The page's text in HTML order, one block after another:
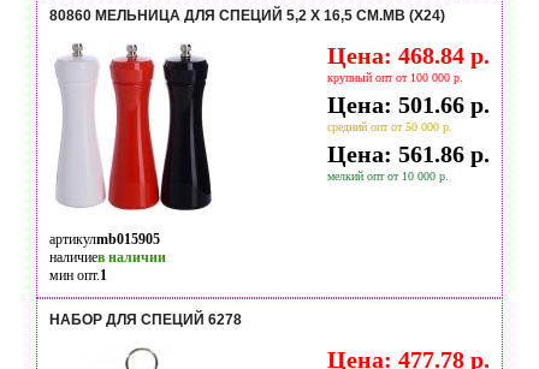
80860 МЕЛЬНИЦА ДЛЯ СПЕЦИЙ 5,2 Х 16,5 СМ.MB (Х24)
Цена: 468.84 р.
крупный опт от 100 000 р.
Цена: 501.66 р.
средний опт от 50 000 р.
Цена: 561.86 р.
мелкий опт от 10 000 р.
артикулmb015905
наличиев наличии
мин опт.1
НАБОР ДЛЯ СПЕЦИЙ 6278
Цена: 477.78 р.